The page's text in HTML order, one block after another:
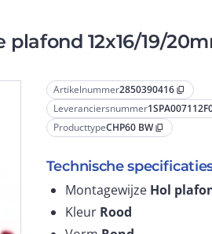
plafond 12x16/19/
Artikelnummer2850390416 content_copy
Leveranciersnummer
ProducttypeCHP60 BW content_copy
Technische
Montagewijze Hol
Kleur Rood